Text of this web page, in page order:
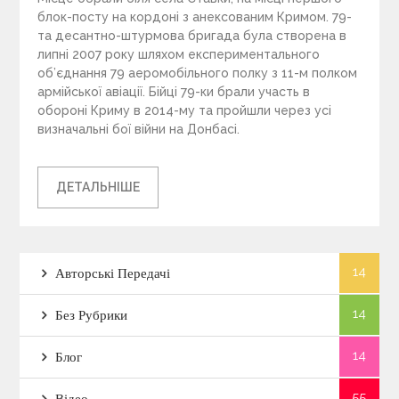
блок-посту на кордоні з анексованим Кримом. 79-
та десантно-штурмова бригада була створена в
липні 2007 року шляхом експериментального
об’єднання 79 аеромобільного полку з 11-м полком
армійської авіації. Бійці 79-ки брали участь в
обороні Криму в 2014-му та пройшли через усі
визначальні бої війни на Донбасі.
ДЕТАЛЬНІШЕ
Авторські Передачі 14
Без Рубрики 14
Блог 14